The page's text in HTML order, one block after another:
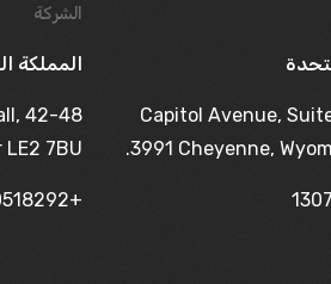
1603 Capitol Avenue,
3991 Cheyenne,
الشركة
المملكة
42-48
7BU
+447360518292